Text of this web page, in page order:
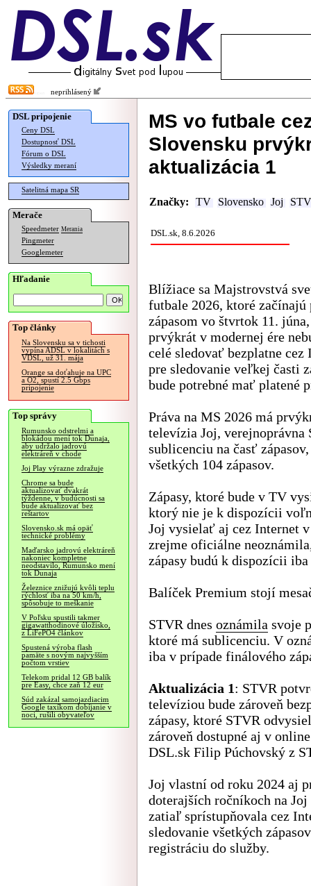
neprihlásený
DSL pripojenie
Ceny DSL
Dostupnosť DSL
Fórum o DSL
Výsledky meraní
Satelitná mapa SR
Merače
Speedmeter Merania
Pingmeter
Googlemeter
Hľadanie
Top články
Na Slovensku sa v tichosti
vypína ADSL v lokalitách s
VDSL, už 31. mája
Orange sa doťahuje na UPC
a O2, spustí 2.5 Gbps
pripojenie
Top správy
Rumunsko odstrelmi a
blokádou mení tok Dunaja,
aby udržalo jadrovú
elektráreň v chode
Joj Play výrazne zdražuje
Chrome sa bude
aktualizovať dvakrát
týždenne, v budúcnosti sa
bude aktualizovať bez
reštartov
Slovensko.sk má opäť
technické problémy
Maďarsko jadrovú elektráreň
nakoniec kompletne
neodstavilo, Rumunsko mení
tok Dunaja
Železnice znižujú kvôli teplu
rýchlosť iba na 50 km/h,
spôsobuje to meškanie
V Poľsku spustili takmer
gigawatthodinové úložisko,
z LiFePO4 článkov
Spustená výroba flash
pamäte s novým najvyšším
počtom vrstiev
Telekom pridal 12 GB balík
pre Easy, chce zaň 12 eur
Súd zakázal samojazdiacim
Google taxíkom dobíjanie v
noci, rušili obyvateľov
MS vo futbale
Slovensku
aktualizácia 1
Značky: TV Slovensko Joj
DSL.sk, 8.6.2026
Blížiace sa Majstrovstvá
futbale 2026, ktoré začínajú
zápasom vo štvrtok 11. júna,
prvýkrát v modernej ére
celé sledovať bezplatne cez
pre sledovanie veľkej časti
bude potrebné mať platené
Práva na MS 2026 má
televízia Joj, verejnoprávna
sublicenciu na časť
všetkých 104 zápasov.
Zápasy, ktoré bude v TV
ktorý nie je k dispozícii
Joj vysielať aj cez Internet
zrejme oficiálne
zápasy budú k dispozícii
Balíček Premium stojí
STVR dnes oznámila svoje
ktoré má sublicenciu. V
iba v prípade finálového
Aktualizácia 1: STVR
televíziou bude zároveň
zápasy, ktoré STVR
zároveň dostupné aj v
DSL.sk Filip Púchovský z
Joj vlastní od roku 2024 aj
doterajších ročníkoch na
zatiaľ sprístupňovala cez
sledovanie všetkých
registráciu do služby.